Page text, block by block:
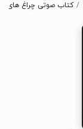
کتاب صوتی چراغ‌ های